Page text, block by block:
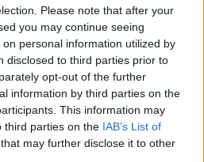
Please note that after your
you may continue seeing
personal information utilized by
disclosed to third parties prior to
opt-out of the further
information by third parties on the
This information may
third parties on the IAB’s List of
that may further disclose it to other
dels Alfacs obre el calendari de la
Catalana de Trial de Nens
2026